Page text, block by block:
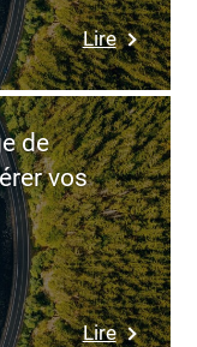
Guide
pour
les
et
Lire:
NestJS
vs
:
choisir
le
bon
pour
de
vos
Lire: